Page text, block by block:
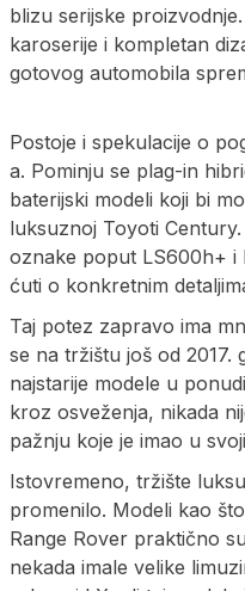
blizu serijske
karoserije i kompletan
gotovog automobila
Postoje i spekulacije o
a. Pominju se plag-in
baterijski modeli koji bi
luksuznoj Toyoti
oznake poput LS600h+ i
ćuti o konkretnim
Taj potez zapravo ima
se na tržištu još od 2017.
najstarije modele u
kroz osveženja, nikada
pažnju koje je imao u
Istovremeno, tržište
promenilo. Modeli kao
Range Rover praktično
nekada imale velike